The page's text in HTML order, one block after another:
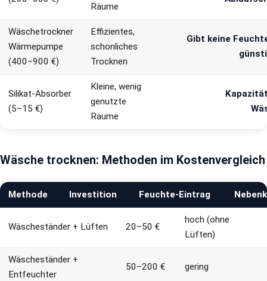
Räume
Wäschetrockner
Wärmepumpe
(400–900 €)
Effizientes,
schonliches
Trocknen
Gibt keine
Silikat-Absorber
(5–15 €)
Kleine, wenig
genutzte
Räume
Wäsche trocknen: Methoden im Kostenvergleich
Methode Investition Feuchte-Eintrag
Wäscheständer + Lüften 20–50 €
hoch (ohne
Lüften)
Wäscheständer +
Entfeuchter
50–200 € gering